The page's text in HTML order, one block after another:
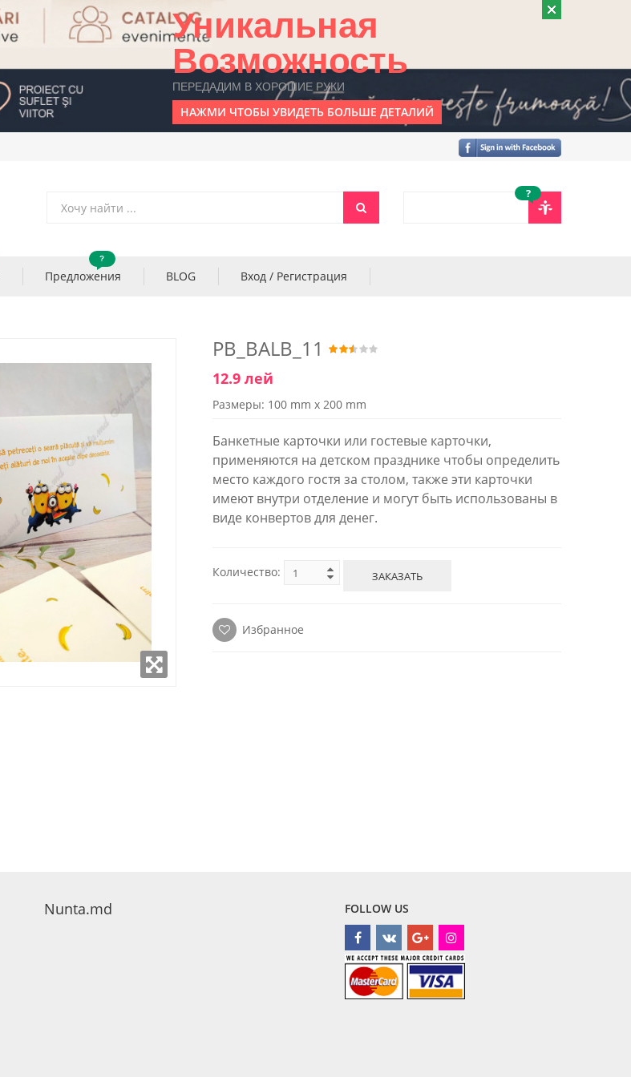
Уникальная
Возможность
ПЕРЕДАДИМ В ХОРОШИЕ РУКИ
НАЖМИ ЧТОБЫ УВИДЕТЬ БОЛЬШЕ ДЕТАЛИЙ
?
Предложения
?
BLOG Вход / Регистрация
PB_BALB_11
12.9 лей
Размеры: 100 mm x 200 mm
Банкетные карточки или гостевые карточки,
применяются на детском празднике чтобы определить
место каждого гостя за столом, также эти карточки
имеют внутри отделение и могут быть использованы в
виде конвертов для денег.
Количество: ЗАКАЗАТЬ
Избранное
SHOWROOM
РАСПОЛОЖЕННЫЙ В
ЦЕНТРЕ СТОЛИЦЫ
Понедельник - Пятница:
9:00 - 18:00
Суббота: 9:00-17:00
Телефон: 0 (22) 922- 888
Подробно
Nunta.md FOLLOW US